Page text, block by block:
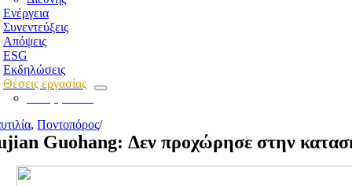
Ενέργεια
Συνεντεύξεις
Απόψεις
ESG
Εκδηλώσεις
Θέσεις εργασίας
,Ποντοπόρος/
Guohang: Δεν προχώρησε στην